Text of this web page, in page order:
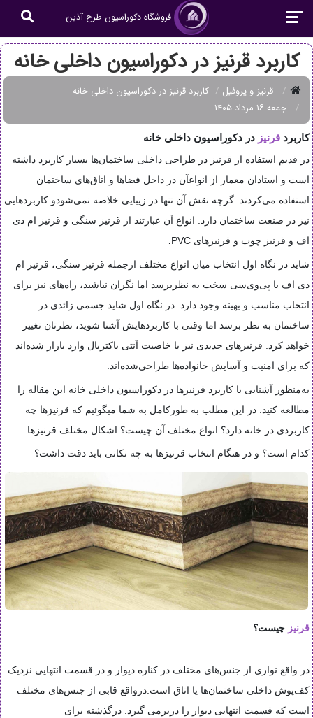
فروشگاه دکوراسیون طرح آذین
کاربرد قرنیز در دکوراسیون داخلی خانه
قرنیز و پروفیل
کاربرد قرنیز در دکوراسیون داخلی خانه
جمعه ۱۶ مرداد ۱۴۰۵
کاربرد قرنیز در دکوراسیون داخلی خانه
در قدیم استفاده از قرنیز در طراحی داخلی ساختمان‌ها بسیار کاربرد داشته
است و استادان معمار از انواعآن در داخل فضاها و اتاق‌های ساختمان
استفاده می‌کردند. گرچه نقش آن تنها در زیبایی خلاصه نمی‌شودو کاربردهایی
نیز در صنعت ساختمان دارد. انواع آن عبارتند از قرنیز سنگی و قرنیز ام دی
اف و قرنیز چوب و قرنیزهای PVC
.
شاید در نگاه اول انتخاب میان انواع مختلف ازجمله قرنیز سنگی، قرنیز ام
دی اف یا پی‌وی‌سی سخت به نظربرسد اما نگران نباشید، راه‌های نیز برای
انتخاب مناسب و بهینه وجود دارد. در نگاه اول شاید جسمی زائدی در
ساختمان به نظر برسد اما وقتی با کاربردهایش آشنا شوید، نظرتان تغییر
خواهد کرد. قرنیزهای جدیدی نیز با خاصیت آنتی باکتریال وارد بازار شده‌اند
که برای امنیت و آسایش خانواده‌ها طراحی‌شده‌اند
به‌منظور آشنایی با کاربرد قرنیزها در دکوراسیون داخلی خانه این مقاله را
مطالعه کنید. در این مطلب به طورکامل به شما میگوئیم که قرنیزها چه
کاربردی در خانه دارد؟ انواع مختلف آن چیست؟ اشکال مختلف قرنیزها
کدام است؟ و در هنگام انتخاب قرنیزها به چه نکاتی باید دقت داشت؟
قرنیز چیست؟
در واقع نواری از جنس‌های مختلف در کناره دیوار و در قسمت انتهایی نزدیک
کف‌پوش داخلی ساختمان‌ها یا اتاق است.درواقع قابی از جنس‌های مختلف
است که قسمت انتهایی دیوار را دربرمی گیرد. درگذشته برای